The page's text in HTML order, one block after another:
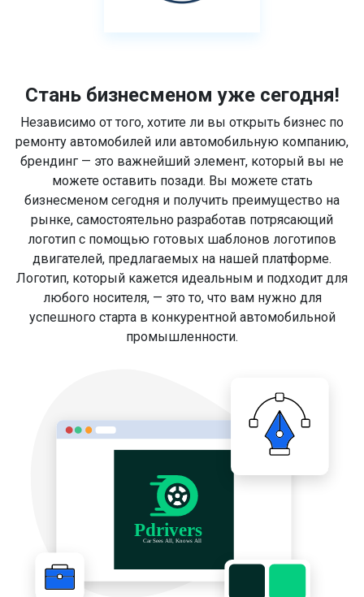
Стань бизнесменом уже сегодня!
Независимо от того, хотите ли вы открыть бизнес по
ремонту автомобилей или автомобильную компанию,
брендинг — это важнейший элемент, который вы не
можете оставить позади. Вы можете стать
бизнесменом сегодня и получить преимущество на
рынке, самостоятельно разработав потрясающий
логотип с помощью готовых шаблонов логотипов
двигателей, предлагаемых на нашей платформе.
Логотип, который кажется идеальным и подходит для
любого носителя, — это то, что вам нужно для
успешного старта в конкурентной автомобильной
промышленности.